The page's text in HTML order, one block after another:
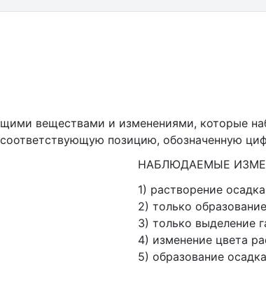
веществами и изменениями, которые
позицию, обозначенную
НАБЛЮДАЕМЫЕ
1) растворение осадка
2) только
3) только выделение
4) изменение цвета
5) образование